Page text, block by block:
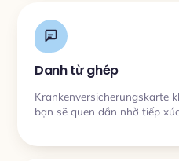
Danh từ ghép
Krankenversicherungskarte
bạn sẽ quen dần nhờ tiếp